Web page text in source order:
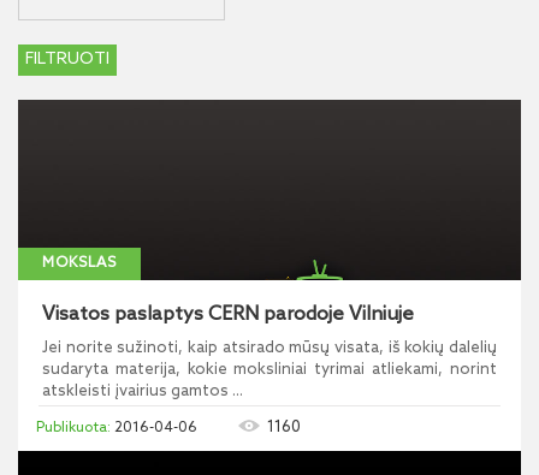
MOKSLAS
Visatos paslaptys CERN parodoje Vilniuje
Jei norite sužinoti, kaip atsirado mūsų visata, iš kokių dalelių
sudaryta materija, kokie moksliniai tyrimai atliekami, norint
atskleisti įvairius gamtos ...
2016-04-06 1160